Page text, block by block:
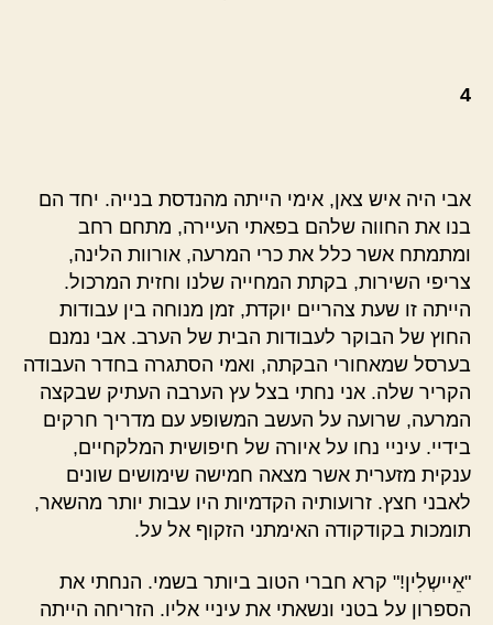
4
אבי היה איש צאן, אימי הייתה מהנדסת בנייה. יחד הם
בנו את החווה שלהם בפאתי העיירה, מתחם רחב
ומתמתח אשר כלל את כרי המרעה, אורוות הלינה,
צריפי השירות, בקתת המחייה שלנו וחזית המרכול.
הייתה זו שעת צהריים יוקדת, זמן מנוחה בין עבודות
החוץ של הבוקר לעבודות הבית של הערב. אבי נמנם
בערסל שמאחורי הבקתה, ואמי הסתגרה בחדר העבודה
הקריר שלה. אני נחתי בצל עץ הערבה העתיק שבקצה
המרעה, שרועה על העשב המשופע עם מדריך חרקים
בידיי. עיניי נחו על איורה של חיפושית המלקחיים,
ענקית מזערית אשר מצאה חמישה שימושים שונים
לאבני חצץ. זרועותיה הקדמיות היו עבות יותר מהשאר,
תומכות בקודקודה האימתני הזקוף אל על.
"אֵיישְלִין!" קרא חברי הטוב ביותר בשמי. הנחתי את
הספרון על בטני ונשאתי את עיניי אליו. הזריחה הייתה